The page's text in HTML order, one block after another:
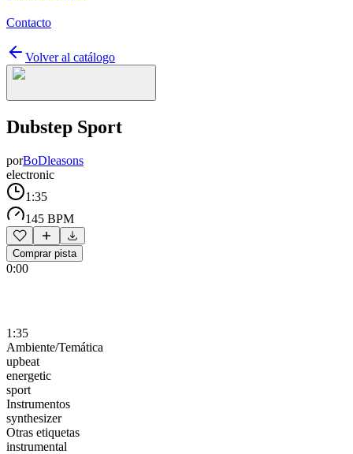
Contacto
Volver al catálogo
Dubstep Sport
porBoDleasons
electronic
1:35
145 BPM
Comprar pista
0:00
1:35
Ambiente/Temática
upbeat
energetic
sport
Instrumentos
synthesizer
Otras etiquetas
instrumental